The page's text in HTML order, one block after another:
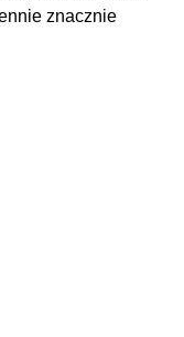
znacznie